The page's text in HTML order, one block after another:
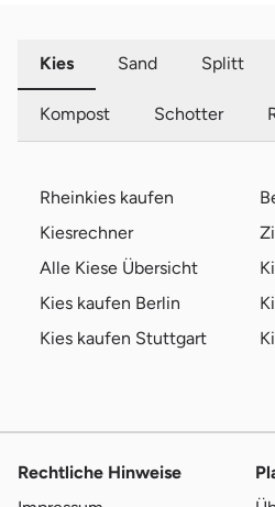
Kies Sand Splitt
Kompost Schotter
Rheinkies kaufen
Kiesrechner
Alle Kiese Übersicht
Kies kaufen Berlin
Kies kaufen Stuttgart
Rechtliche Hinweise